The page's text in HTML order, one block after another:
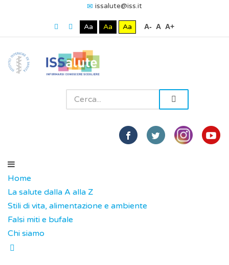
issalute@iss.it
Aa Aa Aa A- A A+
Home
La salute dalla A alla Z
Stili di vita, alimentazione e ambiente
Falsi miti e bufale
Chi siamo